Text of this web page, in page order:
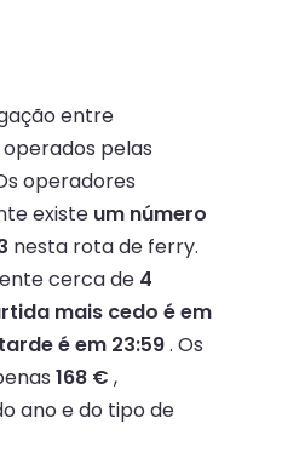
entre
pelas
operadores
existe um número
nesta rota de ferry.
cerca de 4
mais cedo é em
é em 23:59. Os
168 € ,
ano e do tipo de